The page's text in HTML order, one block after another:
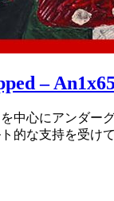
–
中心にアンダー
的な支持を受け